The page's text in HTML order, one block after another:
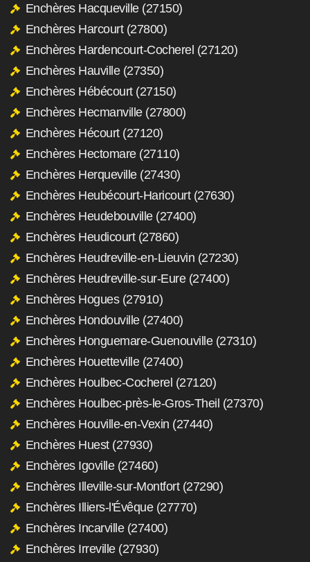
Enchères Hacqueville (27150)
Enchères Harcourt (27800)
Enchères Hardencourt-Cocherel (27120)
Enchères Hauville (27350)
Enchères Hébécourt (27150)
Enchères Hecmanville (27800)
Enchères Hécourt (27120)
Enchères Hectomare (27110)
Enchères Herqueville (27430)
Enchères Heubécourt-Haricourt (27630)
Enchères Heudebouville (27400)
Enchères Heudicourt (27860)
Enchères Heudreville-en-Lieuvin (27230)
Enchères Heudreville-sur-Eure (27400)
Enchères Hogues (27910)
Enchères Hondouville (27400)
Enchères Honguemare-Guenouville (27310)
Enchères Houetteville (27400)
Enchères Houlbec-Cocherel (27120)
Enchères Houlbec-près-le-Gros-Theil (27370)
Enchères Houville-en-Vexin (27440)
Enchères Huest (27930)
Enchères Igoville (27460)
Enchères Illeville-sur-Montfort (27290)
Enchères Illiers-l'Évêque (27770)
Enchères Incarville (27400)
Enchères Irreville (27930)